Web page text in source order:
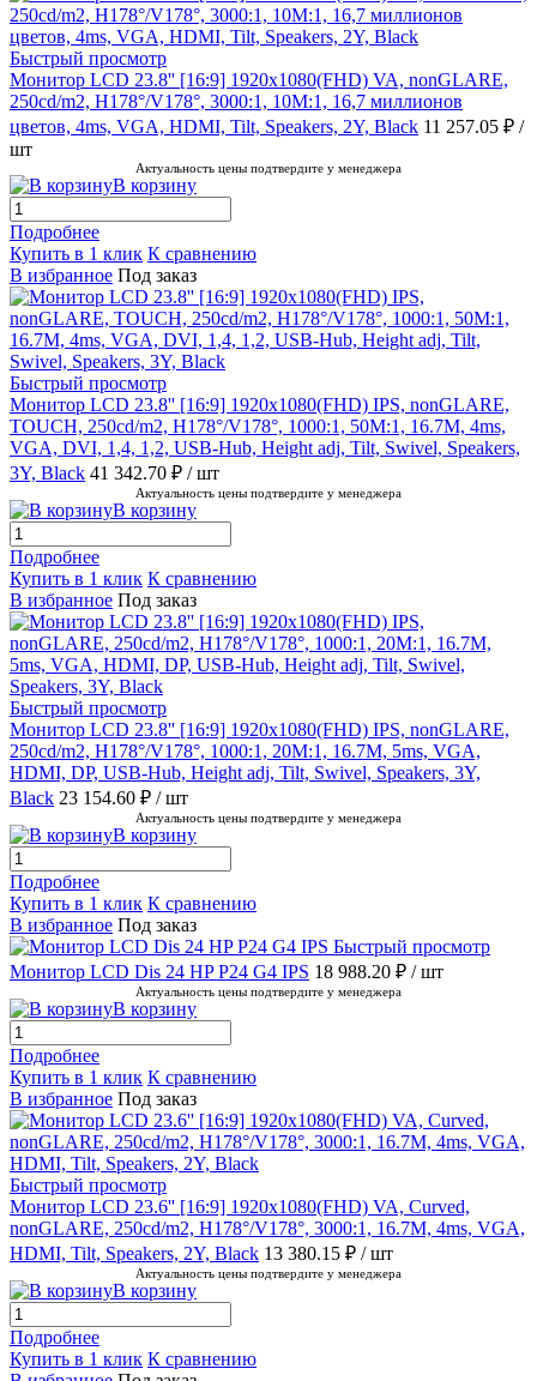
Быстрый просмотр
Монитор LCD 23.8'' [16:9] 1920х1080(FHD) VA, nonGLARE,
250cd/m2, H178°/V178°, 3000:1, 10M:1, 16,7 миллионов
цветов, 4ms, VGA, HDMI, Tilt, Speakers, 2Y, Black 11 257.05 ₽ /
шт
Актуальность цены подтвердите у менеджера
В корзину
Подробнее
Купить в 1 клик К сравнению
В избранное Под заказ
Быстрый просмотр
Монитор LCD 23.8'' [16:9] 1920х1080(FHD) IPS, nonGLARE,
TOUCH, 250cd/m2, H178°/V178°, 1000:1, 50M:1, 16.7M, 4ms,
VGA, DVI, 1,4, 1,2, USB-Hub, Height adj, Tilt, Swivel, Speakers,
3Y, Black 41 342.70 ₽ / шт
Актуальность цены подтвердите у менеджера
В корзину
Подробнее
Купить в 1 клик К сравнению
В избранное Под заказ
Быстрый просмотр
Монитор LCD 23.8'' [16:9] 1920х1080(FHD) IPS, nonGLARE,
250cd/m2, H178°/V178°, 1000:1, 20M:1, 16.7M, 5ms, VGA,
HDMI, DP, USB-Hub, Height adj, Tilt, Swivel, Speakers, 3Y,
Black 23 154.60 ₽ / шт
Актуальность цены подтвердите у менеджера
В корзину
Подробнее
Купить в 1 клик К сравнению
В избранное Под заказ
Быстрый просмотр
Монитор LCD Dis 24 HP P24 G4 IPS 18 988.20 ₽ / шт
Актуальность цены подтвердите у менеджера
В корзину
Подробнее
Купить в 1 клик К сравнению
В избранное Под заказ
Быстрый просмотр
Монитор LCD 23.6'' [16:9] 1920х1080(FHD) VA, Curved,
nonGLARE, 250cd/m2, H178°/V178°, 3000:1, 16.7M, 4ms, VGA,
HDMI, Tilt, Speakers, 2Y, Black 13 380.15 ₽ / шт
Актуальность цены подтвердите у менеджера
В корзину
Подробнее
Купить в 1 клик К сравнению